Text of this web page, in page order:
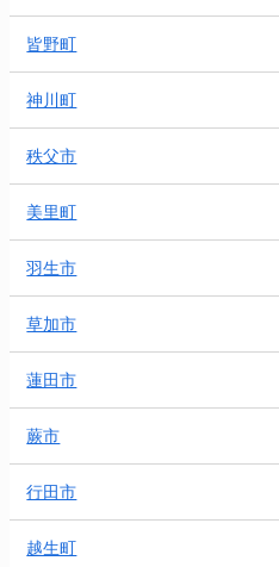
皆野町
神川町
秩父市
美里町
羽生市
草加市
蓮田市
蕨市
行田市
越生町